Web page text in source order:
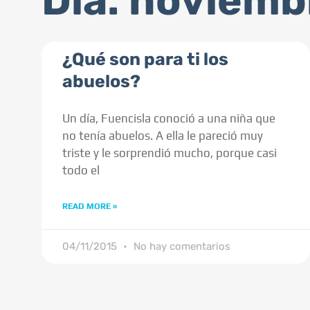
¿Qué son para ti los
abuelos?
Un día, Fuencisla conoció a una niña que
no tenía abuelos. A ella le pareció muy
triste y le sorprendió mucho, porque casi
todo el
READ MORE »
04/11/2015 No hay comentarios